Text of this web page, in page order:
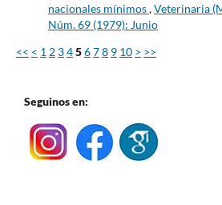
nacionales mínimos,Veterinaria
Núm. 69 (1979): Junio
<< < 1 2 345678 9 10 > >>
Seguinos en: